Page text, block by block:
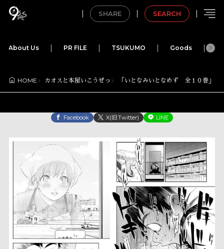
SHARE SEARCH
About Us PR FILE TSUKUMO Goods
HOME カオスと本屋いこうぜっ 「いとなみいとなめず 全１０巻」(5
Facebook X(旧:Twitter) LINE